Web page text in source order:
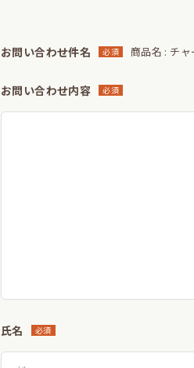
お問い合わせ件名 必須 商品名 : チ
お問い合わせ内容 必須
氏名 必須